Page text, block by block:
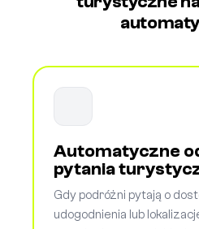
Automatyczne
pytania
Gdy podróżni pytają o
udogodnienia lub